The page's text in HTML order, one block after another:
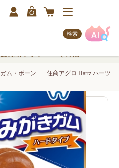
検索
ガム・ボーン
住商アグロ Hartz ハーツ